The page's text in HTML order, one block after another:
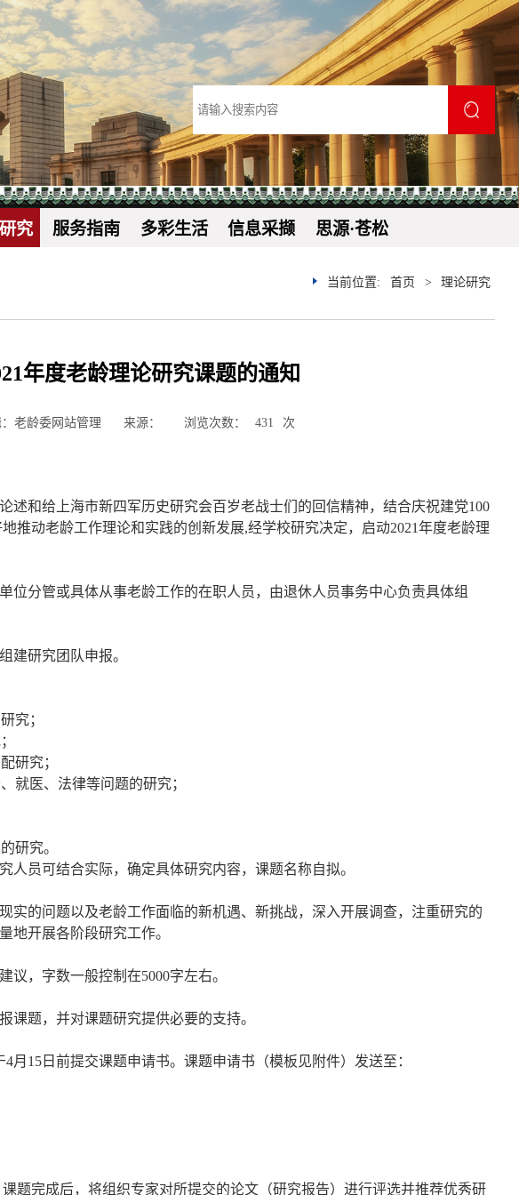
究 服务指南 多彩生活 信息采撷 思源·苍松
当前位置: 首页 > 理论研究
年度老龄理论研究课题的通知
老龄委网站管理 来源： 浏览次数： 431 次
述和给上海市新四军历史研究会百岁老战士们的回信精神，结合庆祝建党100
推动老龄工作理论和实践的创新发展,经学校研究决定，启动2021年度老龄理
位分管或具体从事老龄工作的在职人员，由退休人员事务中心负责具体组
建研究团队申报。
究；
研究；
就医、法律等问题的研究；
研究。
员可结合实际，确定具体研究内容，课题名称自拟。
实的问题以及老龄工作面临的新机遇、新挑战，深入开展调查，注重研究的
地开展各阶段研究工作。
，字数一般控制在5000字左右。
课题，并对课题研究提供必要的支持。
月15日前提交课题申请书。课题申请书（模板见附件）发送至：
题完成后，将组织专家对所提交的论文（研究报告）进行评选并推荐优秀研